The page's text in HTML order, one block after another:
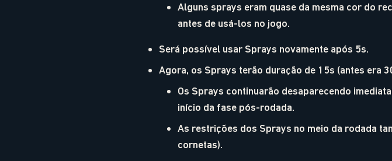
Alguns sprays eram quase da mesma cor do
antes de usá-los no jogo.
Será possível usar Sprays novamente após 5s.
Agora, os Sprays terão duração de 15s (antes era
Os Sprays continuarão desaparecendo
início da fase pós-rodada.
As restrições dos Sprays no meio da rodada
cornetas).